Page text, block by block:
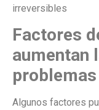
irreversibles
Factores
aumentan
Algunos factores